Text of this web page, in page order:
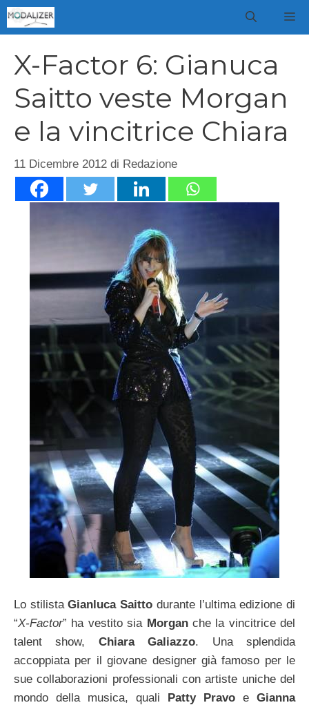
Vai
al
X-Factor 6: Gianuca
Saitto veste Morgan
e la vincitrice Chiara
11 Dicembre 2012 di Redazione
Lo stilistaGianluca Saitto durante l’ultima edizione di
“X-Factor” ha vestito sia Morganche la vincitrice del
talent show, Chiara Galiazzo. Una splendida
accoppiata per il giovane designer già famoso per le
sue collaborazioni professionali con artiste uniche del
mondo della musica, quali Patty Pravo e Gianna